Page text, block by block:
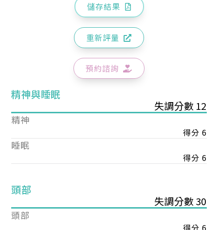
儲存結果
重新評量
預約諮詢
精神與睡眠
失調分數 12
精神
得分 6
睡眠
得分 6
頭部
失調分數 30
頭部
得分 6